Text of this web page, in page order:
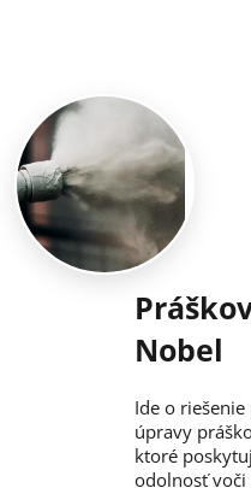
Nobel
Ide o
úpravy
ktoré
odolnosť voči